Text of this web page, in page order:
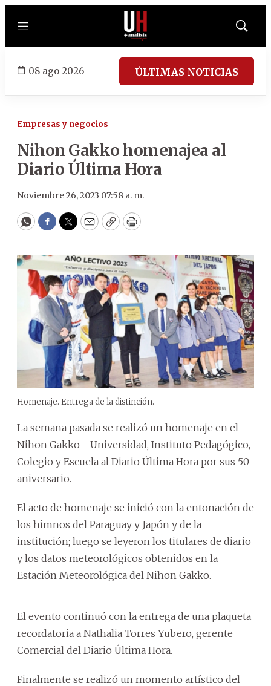
Menú
Mostrar
08 ago 2026 ÚLTIMAS NOTICIAS
Empresas y negocios
Nihon Gakko homenajea al
Diario Última Hora
Noviembre 26, 2023 07:58 a. m.
WhatsApp
Facebook
Twitter
EmailCopyPrint
Homenaje. Entrega de la distinción.
La semana pasada se realizó un homenaje en el
Nihon Gakko - Universidad, Instituto Pedagógico,
Colegio y Escuela al Diario Última Hora por sus 50
aniversario.
El acto de homenaje se inició con la entonación de
los himnos del Paraguay y Japón y de la
institución; luego se leyeron los titulares de diario
y los datos meteorológicos obtenidos en la
Estación Meteorológica del Nihon Gakko.
El evento continuó con la entrega de una plaqueta
recordatoria a Nathalia Torres Yubero, gerente
Comercial del Diario Última Hora.
Finalmente se realizó un momento artístico del